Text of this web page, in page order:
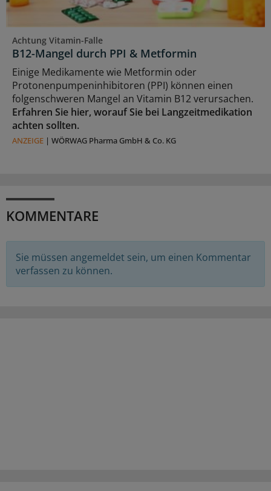
Achtung Vitamin-Falle
B12-Mangel durch PPI & Metformin
Einige Medikamente wie Metformin oder
Protonenpumpeninhibitoren (PPI) können einen
folgenschweren Mangel an Vitamin B12 verursachen.
Erfahren Sie hier, worauf Sie bei Langzeitmedikation
achten sollten.
ANZEIGE | WÖRWAG Pharma GmbH & Co. KG
KOMMENTARE
Sie müssen angemeldet sein, um einen Kommentar
verfassen zu können.